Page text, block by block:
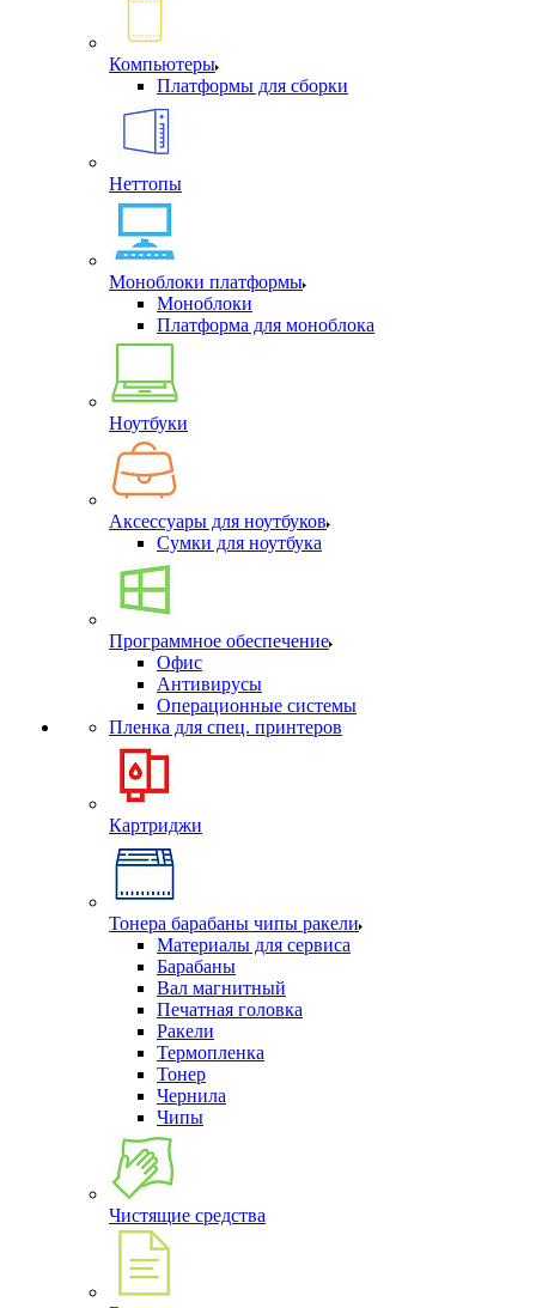
Компьютеры
Платформы для сборки
Неттопы
Моноблоки платформы
Моноблоки
Платформа для моноблока
Ноутбуки
Аксессуары для ноутбуков
Сумки для ноутбука
Программное обеспечение
Офис
Антивирусы
Операционные системы
Пленка для спец. принтеров
Картриджи
Тонера барабаны чипы ракели
Материалы для сервиса
Барабаны
Вал магнитный
Печатная головка
Ракели
Термопленка
Тонер
Чернила
Чипы
Чистящие средства